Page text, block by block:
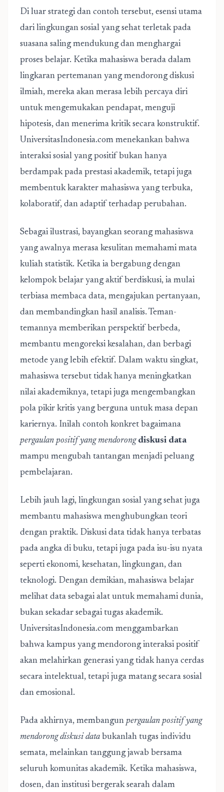
Di luar strategi dan contoh tersebut, esensi utama
dari lingkungan sosial yang sehat terletak pada
suasana saling mendukung dan menghargai
proses belajar. Ketika mahasiswa berada dalam
lingkaran pertemanan yang mendorong diskusi
ilmiah, mereka akan merasa lebih percaya diri
untuk mengemukakan pendapat, menguji
hipotesis, dan menerima kritik secara konstruktif.
UniversitasIndonesia.com menekankan bahwa
interaksi sosial yang positif bukan hanya
berdampak pada prestasi akademik, tetapi juga
membentuk karakter mahasiswa yang terbuka,
kolaboratif, dan adaptif terhadap perubahan.
Sebagai ilustrasi, bayangkan seorang mahasiswa
yang awalnya merasa kesulitan memahami mata
kuliah statistik. Ketika ia bergabung dengan
kelompok belajar yang aktif berdiskusi, ia mulai
terbiasa membaca data, mengajukan pertanyaan,
dan membandingkan hasil analisis. Teman-
temannya memberikan perspektif berbeda,
membantu mengoreksi kesalahan, dan berbagi
metode yang lebih efektif. Dalam waktu singkat,
mahasiswa tersebut tidak hanya meningkatkan
nilai akademiknya, tetapi juga mengembangkan
pola pikir kritis yang berguna untuk masa depan
kariernya. Inilah contoh konkret bagaimana
pergaulan positif yang mendorong diskusi data
mampu mengubah tantangan menjadi peluang
pembelajaran.
Lebih jauh lagi, lingkungan sosial yang sehat juga
membantu mahasiswa menghubungkan teori
dengan praktik. Diskusi data tidak hanya terbatas
pada angka di buku, tetapi juga pada isu-isu nyata
seperti ekonomi, kesehatan, lingkungan, dan
teknologi. Dengan demikian, mahasiswa belajar
melihat data sebagai alat untuk memahami dunia,
bukan sekadar sebagai tugas akademik.
UniversitasIndonesia.com menggambarkan
bahwa kampus yang mendorong interaksi positif
akan melahirkan generasi yang tidak hanya cerdas
secara intelektual, tetapi juga matang secara sosial
dan emosional.
Pada akhirnya, membangun pergaulan positif yang
mendorong diskusi data bukanlah tugas individu
semata, melainkan tanggung jawab bersama
seluruh komunitas akademik. Ketika mahasiswa,
dosen, dan institusi bergerak searah dalam